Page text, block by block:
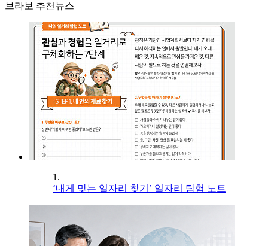
브라보 추천뉴스
1.
‘내게 맞는 일자리 찾기’ 일자리 탐험 노트